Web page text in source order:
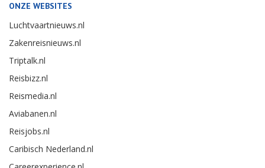
ONZE WEBSITES
Luchtvaartnieuws.nl
Zakenreisnieuws.nl
Triptalk.nl
Reisbizz.nl
Reismedia.nl
Aviabanen.nl
Reisjobs.nl
Caribisch Nederland.nl